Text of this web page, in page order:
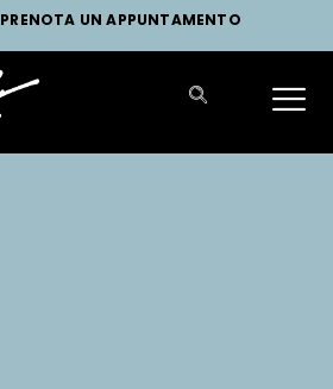
PRENOTA UN APPUNTAMENTO